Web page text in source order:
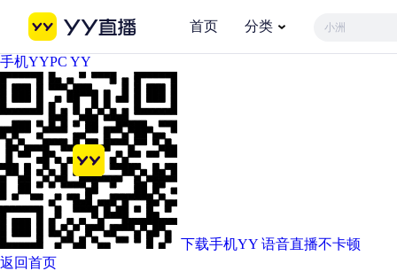
首页 分类 小洲
手机YYPC YY
下载手机YY 语音直播不卡顿
返回首页